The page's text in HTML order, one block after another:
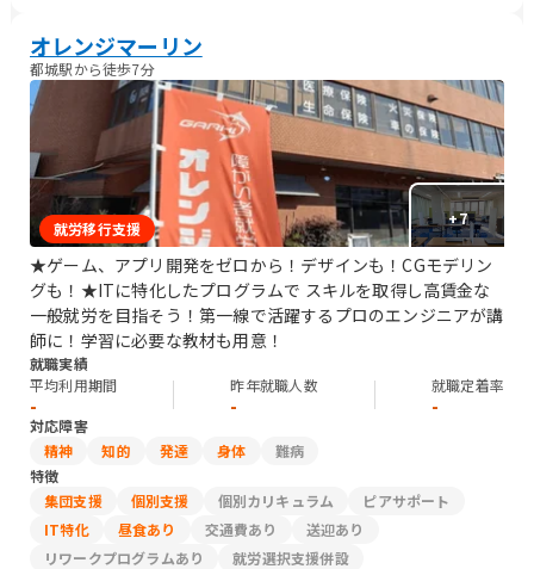
オレンジマーリン
都城駅から徒歩7分
+7
就労移行支援
★ゲーム、アプリ開発をゼロから！デザインも！CGモデリン
グも！★ITに特化したプログラムで スキルを取得し高賃金な
一般就労を目指そう！第一線で活躍するプロのエンジニアが講
師に！学習に必要な教材も用意！
就職実績
平均利用期間
-
昨年就職人数
-
就職定着率
-
対応障害
精神
知的 発達 身体
難病
特徴
集団支援
個別支援 個別カリキュラム
ピアサポート
IT特化
昼食あり 交通費あり
送迎あり
リワークプログラムあり
就労選択支援併設